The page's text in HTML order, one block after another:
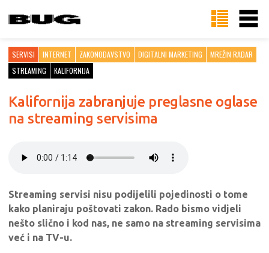
SERVISI INTERNET ZAKONODAVSTVO DIGITALNI MARKETING
MREŽIN RADAR
STREAMING
KALIFORNIJA
Kalifornija zabranjuje preglasne oglase
na streaming servisima
Streaming servisi nisu podijelili pojedinosti o tome
kako planiraju poštovati zakon. Rado bismo vidjeli
nešto slično i kod nas, ne samo na streaming servisima
već i na TV-u.